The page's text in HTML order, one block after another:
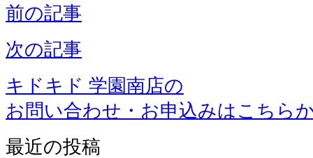
前の記事
次の記事
キドキド 学園南店の
お問い合わせ・お申込みはこちら
最近の投稿